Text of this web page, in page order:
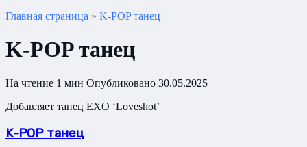
Главная страница » K-POP танец
K-POP танец
На чтение 1 мин Опубликовано 30.05.2025
Добавляет танец EXO ‘Loveshot’
K-POP танец